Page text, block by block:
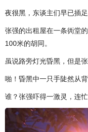
夜很黑，东谈主们早已插
张强的出租屋在一条衖堂
100米的胡同。
虽说路旁灯光昏黑，但是
啪！昏黑中一只手陡然从
谁？张强吓得一激灵，连忙